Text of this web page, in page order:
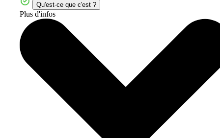
Qu'est-ce que c'est ?
Plus d'infos